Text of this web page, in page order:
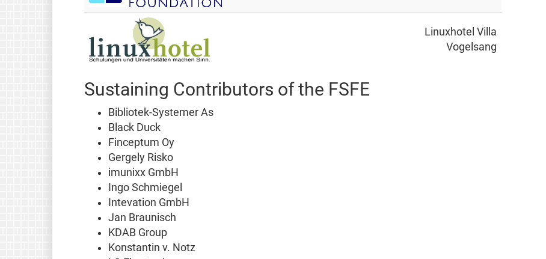
Linuxhotel Villa
Vogelsang
Sustaining Contributors of the FSFE
Bibliotek-Systemer As
Black Duck
Finceptum Oy
Gergely Risko
imunixx GmbH
Ingo Schmiegel
Intevation GmbH
Jan Braunisch
KDAB Group
Konstantin v. Notz